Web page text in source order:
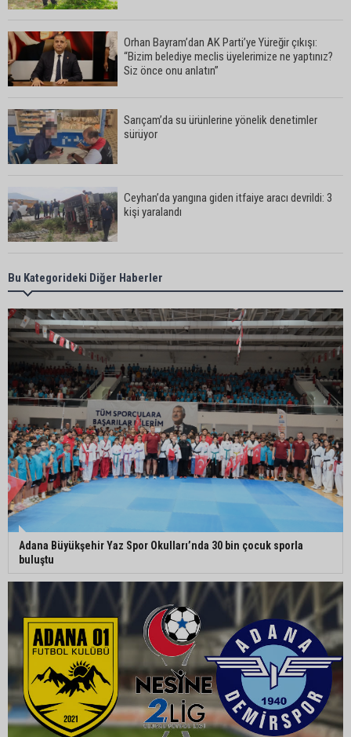
Orhan Bayram’dan AK Parti’ye Yüreğir çıkışı:
“Bizim belediye meclis üyelerimize ne yaptınız?
Siz önce onu anlatın”
Sarıçam’da su ürünlerine yönelik denetimler
sürüyor
Ceyhan’da yangına giden itfaiye aracı devrildi: 3
kişi yaralandı
Çukurova Belediye Başkanı Emrah Kozay
CHP’den ayrıldığını açıkladı
Belediye binasına girmek isteyen servisçilere
biber gazlı müdahale
Adana’da taziye evinde silah çeken kişi gözaltına
alındı
Doç. Dr. Efsun Somay’dan implant uyarısı: “Sigara
Adana’da oto kilit iş yerinde esrarengiz olay: 2
kişi hayatını kaybetti
CHP Adana Milletvekili Dr. Müzeyyen Şevkin:
“Akdeniz bir atık deposuna dönüşmemeli”
Bu Kategorideki Diğer Haberler
Adana Büyükşehir Yaz Spor Okulları’nda 30 bin çocuk sporla
buluştu